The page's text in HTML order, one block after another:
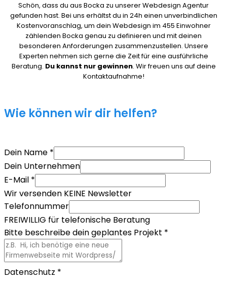
Schön, dass du aus Bocka zu unserer Webdesign Agentur
gefunden hast. Bei uns erhältst du in 24h einen unverbindlichen
Kostenvoranschlag, um dein Webdesign im 455 Einwohner
zählenden Bocka genau zu definieren und mit deinen
besonderen Anforderungen zusammenzustellen. Unsere
Experten nehmen sich gerne die Zeit für eine ausführliche
Beratung. Du kannst nur gewinnen. Wir freuen uns auf deine
Kontaktaufnahme!
Wie können wir dir helfen?
Dein Name *
Dein Unternehmen
E-Mail *
Wir versenden KEINE Newsletter
Telefonnummer
FREIWILLIG für telefonische Beratung
Bitte beschreibe dein geplantes Projekt *
Datenschutz *